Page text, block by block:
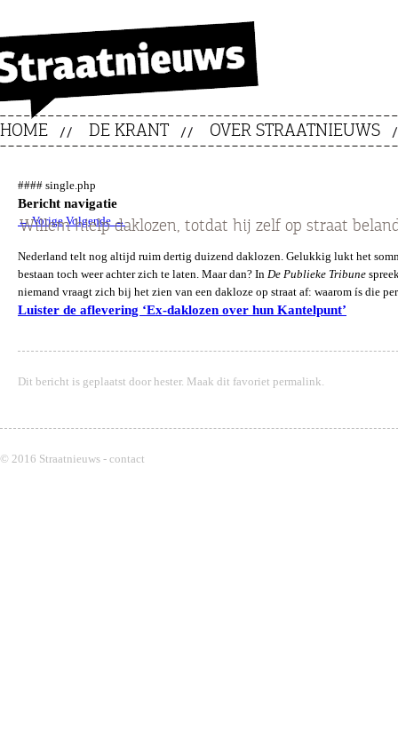
HOME DE KRANT OVER STRAATNIEUWS
#### single.php
Bericht navigatie
←Vorige Volgende →
Willem hielp daklozen, totdat hij zelf op straat
Nederland telt nog altijd ruim dertig duizend daklozen. Gelukkig lukt het
bestaan toch weer achter zich te laten. Maar dan? In De Publieke Tribune
niemand vraagt zich bij het zien van een dakloze op straat af: waarom ís die
Luister de aflevering ‘Ex-daklozen over hun Kantelpunt’
Dit bericht is geplaatst door hester. Maak dit favoriet permalink
© 2016 Straatnieuws - contact